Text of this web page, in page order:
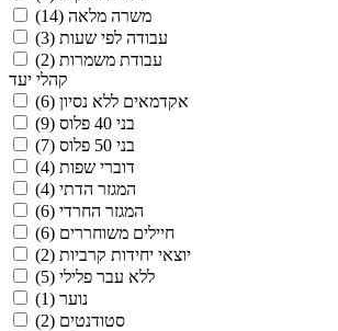
משרה מלאה (14)
עבודה לפי שעות (3)
עבודת משמרות (2)
קהלי יעד
אקדמאים ללא נסיון (6)
בני 40 פלוס
(9)
בני 50 פלוס
(7)
דוברי שפות (4)
המגזר הדתי (4)
המגזר החרדי (6)
חיילים משוחררים (6)
יוצאי יחידות קרביות (2)
ללא עבר פלילי (5)
נוער (1)
סטודנטים (2)